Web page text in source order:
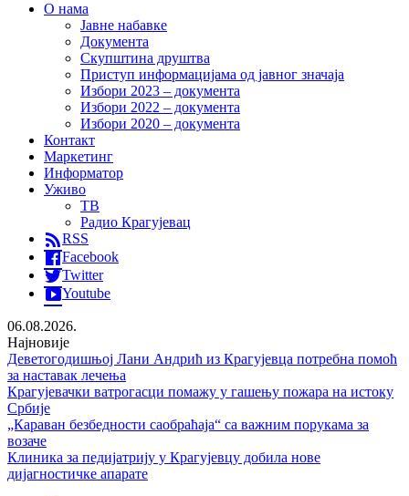
О нама
Јавне набавке
Документа
Скупштина друштва
Приступ информацијама од јавног значаја
Избори 2023 – документа
Избори 2022 – документа
Избори 2020 – документа
Контакт
Маркетинг
Информатор
Уживо
ТВ
Радио Крагујевац
RSS
Facebook
Twitter
Youtube
06.08.2026.
Најновије
Деветогодишњој Лани Андрић из Крагујевца потребна помоћ
за наставак лечења
Крагујевачки ватрогасци помажу у гашењу пожара на истоку
Србије
„Караван безбедности саобраћаја“ са важним порукама за
возаче
Клиника за педијатрију у Крагујевцу добила нове
дијагностичке апарате